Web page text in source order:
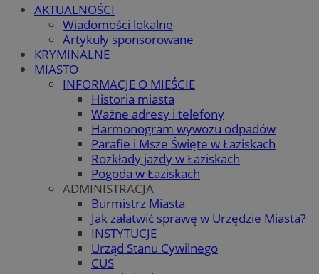
AKTUALNOŚCI
Wiadomości lokalne
Artykuły sponsorowane
KRYMINALNE
MIASTO
INFORMACJE O MIEŚCIE
Historia miasta
Ważne adresy i telefony
Harmonogram wywozu odpadów
Parafie i Msze Święte w Łaziskach
Rozkłady jazdy w Łaziskach
Pogoda w Łaziskach
ADMINISTRACJA
Burmistrz Miasta
Jak załatwić sprawę w Urzędzie Miasta?
INSTYTUCJE
Urząd Stanu Cywilnego
CUS